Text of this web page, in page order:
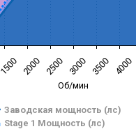
Об/мин
Заводская мощность (лс)
Stage 1 Мощность (лс)
1500 2000 2500 3000 3500 4000